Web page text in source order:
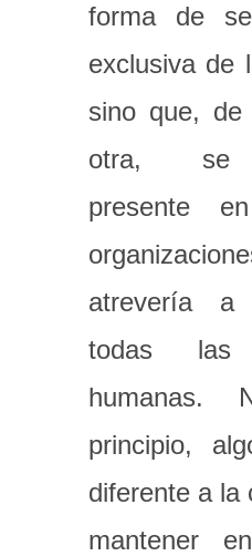
forma de
exclusiva de
sino que,
otra, se
presente
atrevería a
todas las
principio,
diferente a la
mantener